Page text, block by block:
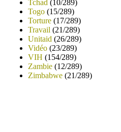
Tchad (10/289)
Togo (15/289)
Torture (17/289)
Travail (21/289)
Unitaid (26/289)
Vidéo (23/289)
VIH (154/289)
Zambie (12/289)
Zimbabwe (21/289)